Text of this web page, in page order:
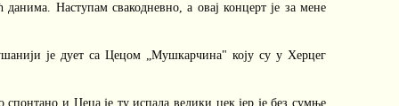
Наступам свакодневно, а овај концерт је за мене
је дует са Цецом „Мушкарчина" коју су у Херцег
и Цеца је ту испала велики џек јер је без сумње